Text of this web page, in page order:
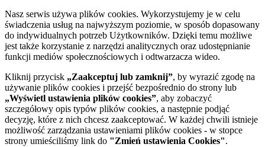
Nasz serwis używa plików cookies. Wykorzystujemy je w celu
świadczenia usług na najwyższym poziomie, w sposób dopasowany
do indywidualnych potrzeb Użytkowników. Dzięki temu możliwe
jest także korzystanie z narzędzi analitycznych oraz udostępnianie
funkcji mediów społecznościowych i odtwarzacza wideo.
Kliknij przycisk „Zaakceptuj lub zamknij”, by wyrazić zgodę na
używanie plików cookies i przejść bezpośrednio do strony lub
„Wyświetl ustawienia plików cookies”, aby zobaczyć
szczegółowy opis typów plików cookies, a następnie podjąć
decyzję, które z nich chcesz zaakceptować. W każdej chwili istnieje
możliwość zarządzania ustawieniami plików cookies - w stopce
strony umieściliśmy link do "Zmień ustawienia Cookies".